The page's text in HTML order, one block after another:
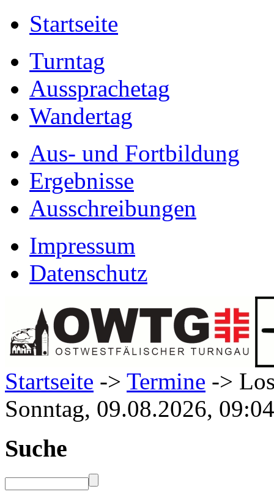
Startseite
Turntag
Aussprachetag
Wandertag
Aus- und Fortbildung
Ergebnisse
Ausschreibungen
Impressum
Datenschutz
Startseite -> Termine ->
Sonntag, 09.08.2026,
Suche